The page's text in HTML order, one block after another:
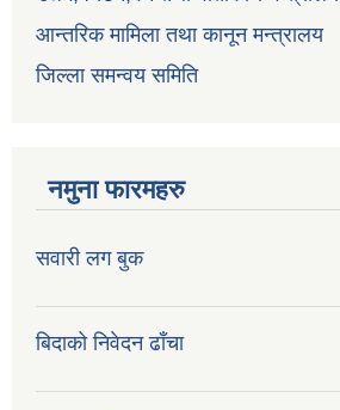
आन्तरिक मामिला तथा कानून मन्त्रालय
जिल्ला समन्वय समिति
नमुना फारमहरु
सवारी लग बुक
बिदाको निवेदन ढाँचा